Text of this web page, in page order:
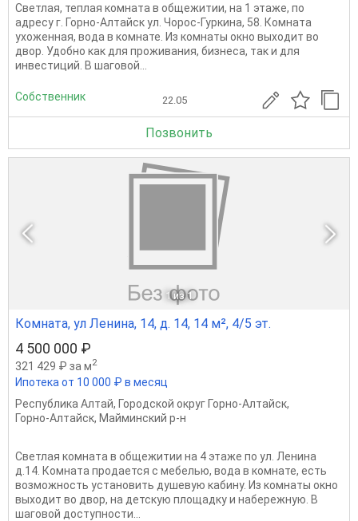
Светлая, теплая комната в общежитии, на 1 этаже, по
адресу г. Горно-Алтайск ул. Чорос-Гуркина, 58. Комната
ухоженная, вода в комнате. Из комнаты окно выходит во
двор. Удобно как для проживания, бизнеса, так и для
инвестиций. В шаговой...
Собственник 22.05
Позвонить
1 из 1
Комната, ул Ленина, 14, д. 14, 14 м², 4/5 эт.
4 500 000 ₽
321 429 ₽ за м2
Ипотека от 10 000 ₽ в месяц
Республика Алтай, Городской округ Горно-Алтайск,
Горно-Алтайск, Майминский р-н
Светлая комната в общежитии на 4 этаже по ул. Ленина
д.14. Комната продается с мебелью, вода в комнате, есть
возможность установить душевую кабину. Из комнаты окно
выходит во двор, на детскую площадку и набережную. В
шаговой доступности...